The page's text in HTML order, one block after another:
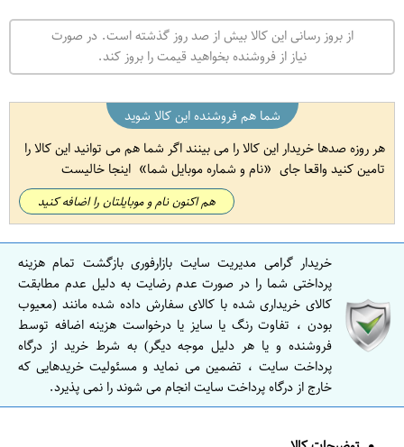
از بروز رسانی این کالا بیش از صد روز گذشته است. در صورت
نیاز از فروشنده بخواهید قیمت را بروز کند.
شما هم فروشنده این کالا شوید
هر روزه صدها خریدار این کالا را می بینند اگر شما هم می توانید این کالا را
تامین کنید واقعا جای
نام و شماره موبایل شما اینجا خالیست
هم اکنون نام و موبایلتان را اضافه کنید
خریدار گرامی مدیریت سایت بازارفوری بازگشت تمام هزینه
پرداختی شما را در صورت عدم رضایت به دلیل عدم مطابقت
کالای خریداری شده با کالای سفارش داده شده مانند (معیوب
بودن ، تفاوت رنگ یا سایز یا درخواست هزینه اضافه توسط
فروشنده و یا هر دلیل موجه دیگر) به شرط خرید از درگاه
پرداخت سایت ، تضمین می نماید و مسئولیت خریدهایی که
خارج از درگاه پرداخت سایت انجام می شوند را نمی پذیرد.